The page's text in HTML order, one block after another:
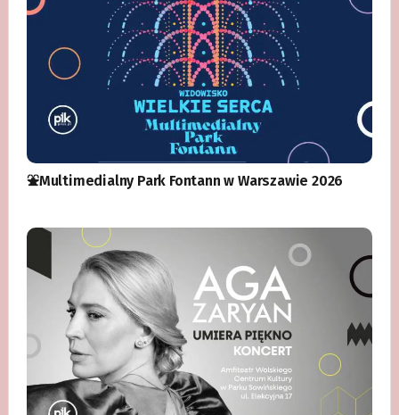
⛲️Multimedialny Park Fontann w Warszawie 2026